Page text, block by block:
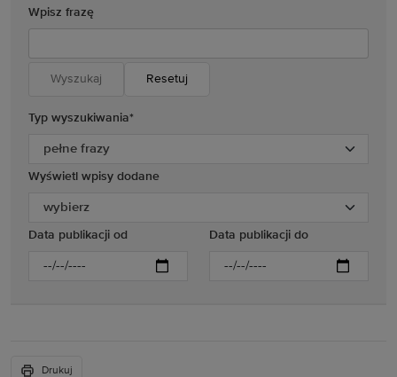
Wpisz frazę
Resetuj
Typ wyszukiwania*
Wyświetl wpisy dodane
Data publikacji od Data publikacji do
Drukuj